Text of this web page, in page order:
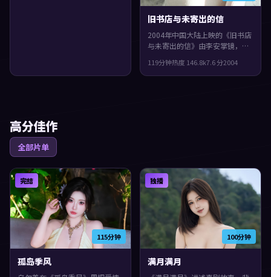
旧书店与未寄出的信
2004年中国大陆上映的《旧书店
与未寄出的信》由李安掌镜，佛
同演绎。类型上偏动作，群像戏
份饱满，配角也有完整弧光，整
119分钟热度 146.8k7.6分2004
高分佳作
全部片单
115分钟
完结
孤岛季风
100分钟
独播
满月满月